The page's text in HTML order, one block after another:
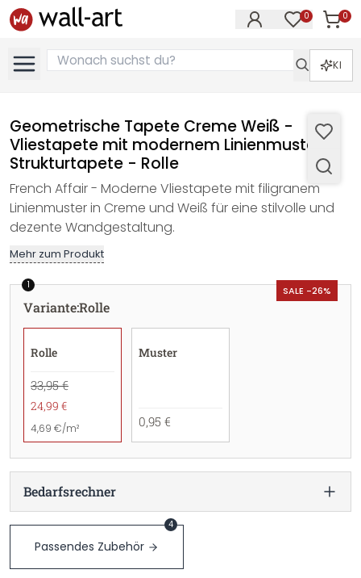
0 0
KI
Geometrische Tapete Creme Weiß -
Vliestapete mit modernem Linienmuster -
Strukturtapete - Rolle
French Affair - Moderne Vliestapete mit filigranem
Linienmuster in Creme und Weiß für eine stilvolle und
dezente Wandgestaltung.
Mehr zum Produkt
SALE -26%
1
Variante:Rolle
Rolle
33,95 €
24,99 €
4,69 €/m²
Muster
0,95 €
Bedarfsrechner
Passendes Zubehör
4